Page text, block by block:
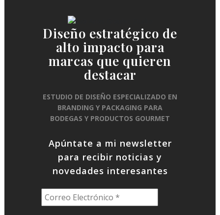
Diseño estratégico de
alto impacto para
marcas que quieren
destacar
ESTUDIO DE DISEÑO ESPECIALIZADO EN
BRANDING Y PACKAGING PARA
BODEGAS Y PRODUCTOS GOURMET
Apúntate a mi newsletter
para recibir noticias y
novedades interesantes